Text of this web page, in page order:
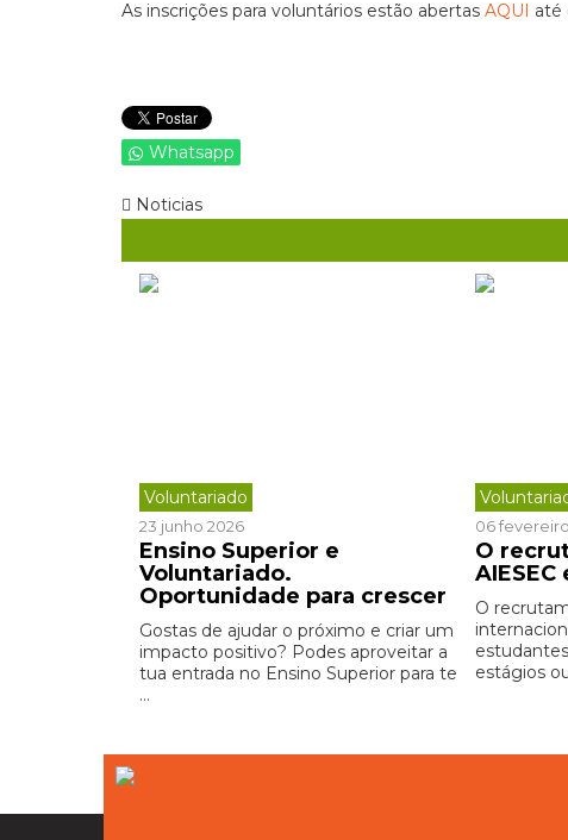
As inscrições para voluntários estão abertas AQUI até
Whatsapp
Noticias
Voluntariado
23 junho 2026
Ensino Superior e
Voluntariado.
Oportunidade para crescer
Gostas de ajudar o próximo e criar um
impacto positivo? Podes aproveitar a
tua entrada no Ensino Superior para te
...
06
O
O
estágios